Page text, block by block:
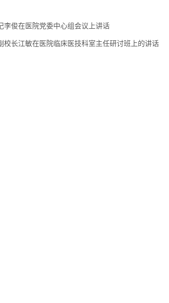
李俊在医院党委中心组会议上讲话
校长江敏在医院临床医技科室主任研讨班上的讲话